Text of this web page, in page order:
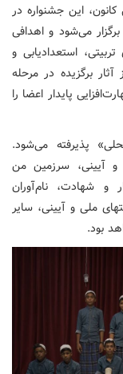
این جشنواره در
می‌شود و اهدافی
استعدادیابی و
برگزیده در مرحله
پایدار اعضا را
پذیرفته می‌شود.
آیینی، سرزمین من
و شهادت، نام‌آوران
ملی و آیینی، سایر
بود.